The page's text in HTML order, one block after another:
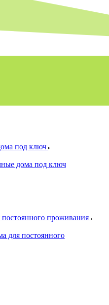
под ключ
дома под ключ
проживания
для постоянного